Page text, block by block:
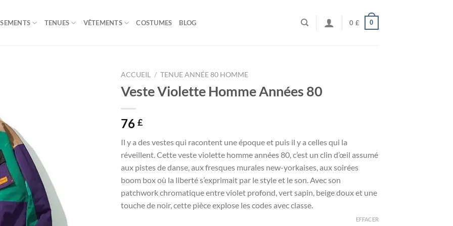
TENUES VÊTEMENTS COSTUMES BLOG 0 £ 0
ACCUEIL / TENUE ANNÉE 80 HOMME
Veste Violette Homme Années 80
76 £
Il y a des vestes qui racontent une époque et puis il y a celles qui la
réveillent. Cette veste violette homme années 80, c’est un clin d’œil assumé
aux pistes de danse, aux fresques murales new-yorkaises, aux soirées
boom box où la liberté s’exprimait par le style et le son. Avec son
patchwork chromatique entre violet profond, vert sapin, beige doux et une
touche de noir, cette pièce explose les codes avec classe.
EFFACER